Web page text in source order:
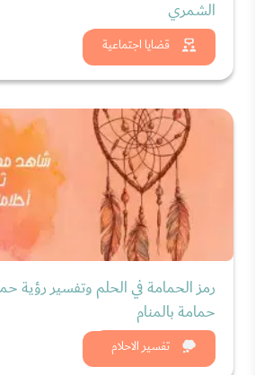
قضايا اجتماعية
الشمري
شاهد الان
تفسير الاحلام
رمز الحمامة في الحلم وتفسير رؤية
حمامة بالمنام
شاهد الان